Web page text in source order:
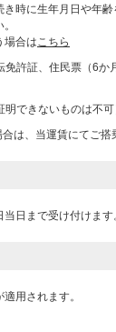
時に生年月日や年
場合はこちら
許証、住民票（6か
できないものは不可
は、当運賃にてご搭
日まで受け付けます
用されます。